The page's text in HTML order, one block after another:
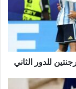
للدور الثاني